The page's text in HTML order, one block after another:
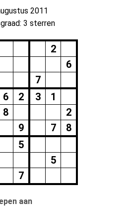
2011
3 sterren
2
6
7
6
2 3
1
8
2
9 7
8
5
5
7
aan